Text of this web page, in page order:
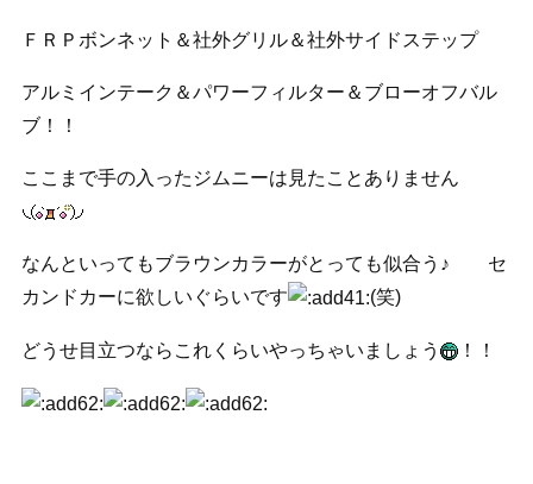
ＦＲＰボンネット＆社外グリル＆社外サイドステップ
アルミインテーク＆パワーフィルター＆ブローオフバル
ブ！！
ここまで手の入ったジムニーは見たことありません
なんといってもブラウンカラーがとっても似合う♪ セ
カンドカーに欲しいぐらいです
(笑)
どうせ目立つならこれくらいやっちゃいましょう ！！